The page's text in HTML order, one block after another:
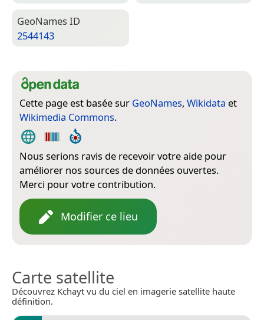
Geo­Names ID
2544143
Cette page est basée sur GeoNames, Wikidata et
Wikimedia Commons.
Nous serions ravis de recevoir votre aide pour
améliorer nos sources de données ouvertes.
Merci pour votre contribution.
Modifier ce lieu
Carte satellite
Découvrez Kchayt vu du ciel en imagerie satellite haute
définition.